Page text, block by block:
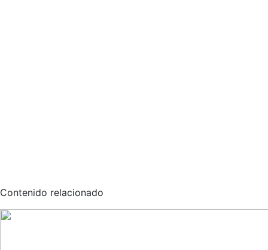
Contenido relacionado